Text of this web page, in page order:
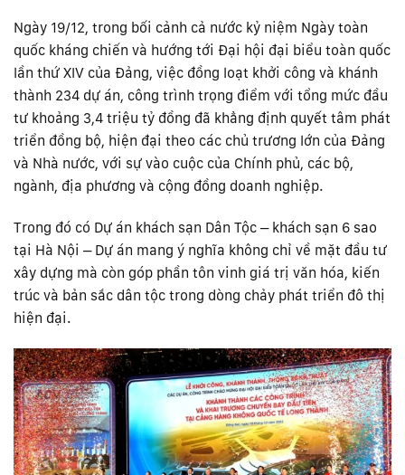
Ngày 19/12, trong bối cảnh cả nước kỷ niệm Ngày toàn
quốc kháng chiến và hướng tới Đại hội đại biểu toàn quốc
lần thứ XIV của Đảng, việc đồng loạt khởi công và khánh
thành 234 dự án, công trình trọng điểm với tổng mức đầu
tư khoảng 3,4 triệu tỷ đồng đã khẳng định quyết tâm phát
triển đồng bộ, hiện đại theo các chủ trương lớn của Đảng
và Nhà nước, với sự vào cuộc của Chính phủ, các bộ,
ngành, địa phương và cộng đồng doanh nghiệp.
Trong đó có Dự án khách sạn Dân Tộc – khách sạn 6 sao
tại Hà Nội – Dự án mang ý nghĩa không chỉ về mặt đầu tư
xây dựng mà còn góp phần tôn vinh giá trị văn hóa, kiến
trúc và bản sắc dân tộc trong dòng chảy phát triển đô thị
hiện đại.